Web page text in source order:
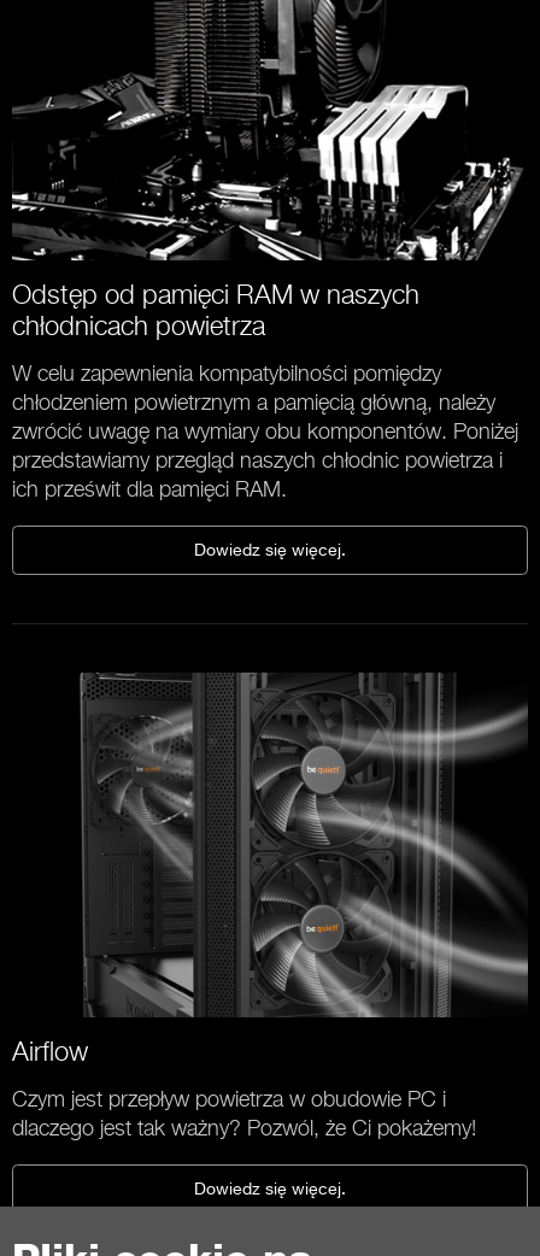
Odstęp od pamięci RAM w naszych
chłodnicach powietrza
W celu zapewnienia kompatybilności pomiędzy
chłodzeniem powietrznym a pamięcią główną, należy
zwrócić uwagę na wymiary obu komponentów. Poniżej
przedstawiamy przegląd naszych chłodnic powietrza i
ich prześwit dla pamięci RAM.
Dowiedz się więcej.
Airflow
Czym jest przepływ powietrza w obudowie PC i
dlaczego jest tak ważny? Pozwól, że Ci pokażemy!
Dowiedz się więcej.